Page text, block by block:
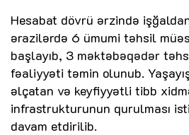
Hesabat dövrü ərzində
ərazilərdə 6 ümumi təhsil
başlayıb, 3 məktəbəqədər
fəaliyyəti təmin olunub.
əlçatan və keyfiyyətli tibb
infrastrukturunun qurulması
davam etdirilib.